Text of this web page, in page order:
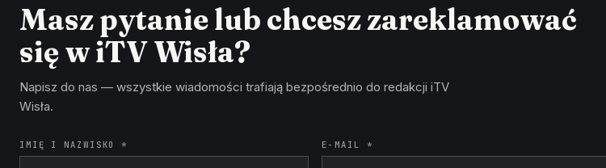
Masz pytanie lub chcesz zareklamować
się w iTV Wisła?
Napisz do nas — wszystkie wiadomości trafiają bezpośrednio do redakcji iTV
Wisła.
IMIĘ I NAZWISKO * E-MAIL *